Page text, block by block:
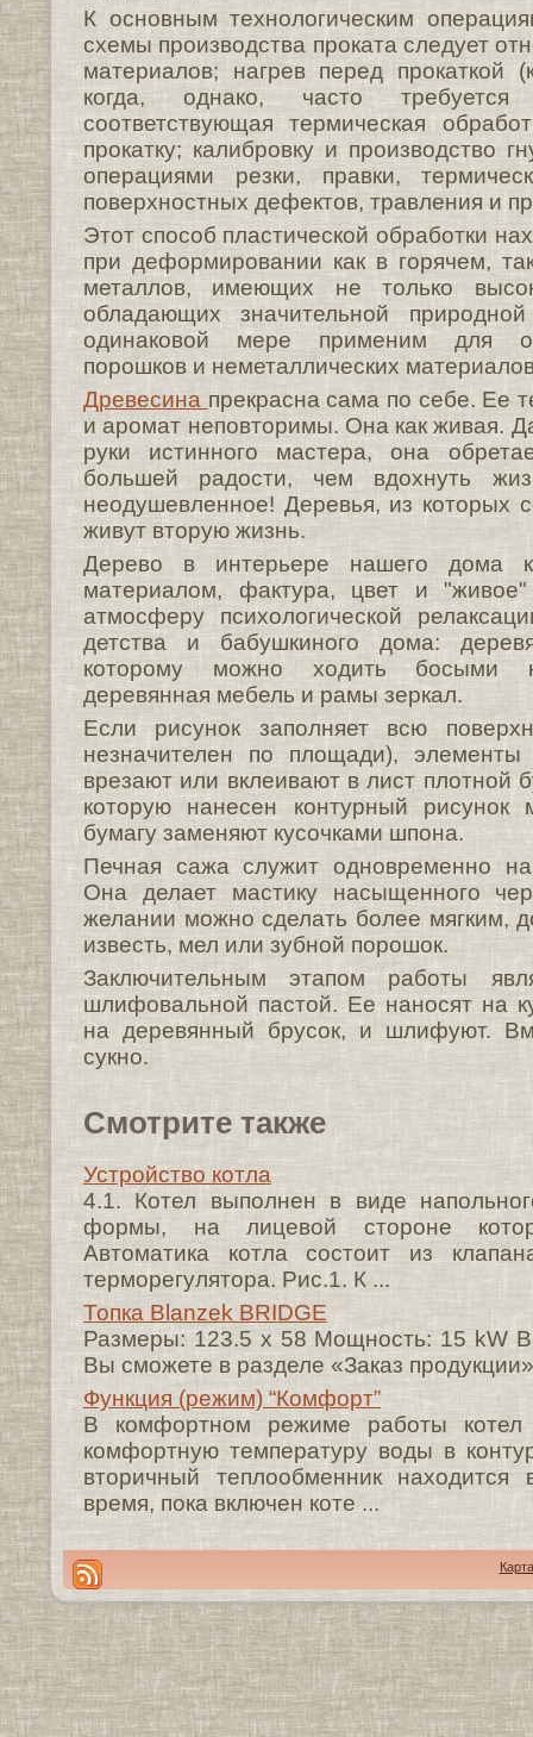
К основным технологиче­ским
схемы производства проката следует
материалов; нагрев перед прокаткой
когда, однако, часто
соответствующая термическая
про­катку; калибровку и производство
опе­рациями резки, правки,
поверхно­стных дефектов, травления и
Этот способ пластической обработки
при деформировании как в горячем,
металлов, имеющих не только
обладаю­щих значительной
одинаковой мере применим для
порошков и неметалли­ческих
Древесина прекрасна сама по себе. Ее
и аромат неповторимы. Она как живая.
руки истинного мастера, она
большей радости, чем вдохнуть
неодушевленное! Деревья, из которых
живут вторую жизнь.
Дерево в интерьере нашего дома
материалом, фактура, цвет и "живое"
атмосферу психологической
детства и бабушкиного дома:
которому можно ходить босыми
деревянная мебель и рамы зеркал.
Если рисунок заполняет всю
незначителен по площади),
врезают или вклеивают в лист плотной
которую нанесен контурный рисунок
бумагу заменяют кусочками шпона.
Печная сажа служит одновременно
Она делает мастику насыщенного
желании можно сделать более мяг­ким,
известь, мел или зуб­ной порошок.
Заключительным этапом работы
шлифовальной пастой. Ее наносят на
на деревянный брусок, и шлифуют.
сукно.
Смотрите также
Устройство котла
4.1. Котел выполнен в виде
формы, на лицевой стороне
Автоматика котла состоит из
терморегулятора. Рис.1. К ...
Топка Blanzek BRIDGE
Размеры: 123.5 х 58 Мощность: 15 kW
Вы сможете в разделе «Заказ
Функция (режим) “Комфорт”
В комфортном режиме работы котел
комфортную температуру воды в
вторичный теплообменник находится
время, пока включен коте ...